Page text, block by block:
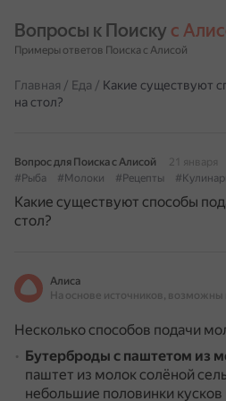
Вопросы к Поиску с
Примеры ответов Поиска с Алисой
Главная / Еда / Какие существуют
на стол?
Вопрос для Поиска с Алисой
21 января
#Рыба
#Молоки #Рецепты
Какие существуют способы
стол?
Алиса
Несколько способов подачи
Бутерброды с паштетом из
паштет из молок солёной
небольшие половинки